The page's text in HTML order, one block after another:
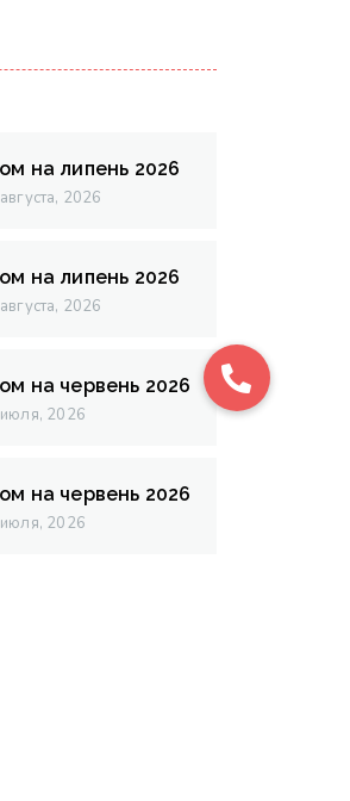
на липень 2026
2026
на липень 2026
2026
на червень 2026
2026
на червень 2026
2026